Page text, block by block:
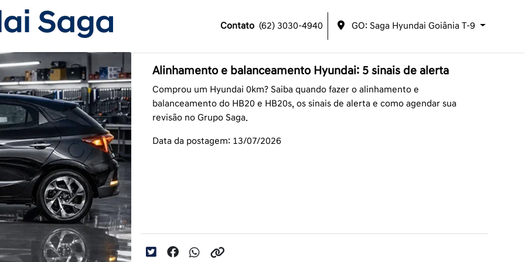
Contato (62) 3030-4940 GO: Saga Hyundai Goiânia T-9
Alinhamento e balanceamento Hyundai: 5 sinais de alerta
Comprou um Hyundai 0km? Saiba quando fazer o alinhamento e
balanceamento do HB20 e HB20s, os sinais de alerta e como agendar sua
revisão no Grupo Saga.
Data da postagem: 13/07/2026